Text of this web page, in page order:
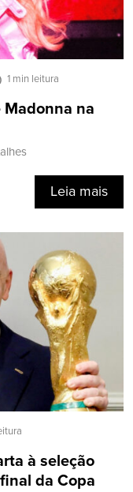
1 min leitura
na
Leia mais
à seleção
da Copa